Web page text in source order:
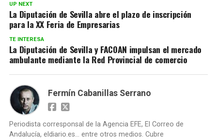
UP NEXT
La Diputación de Sevilla abre el plazo de inscripción
para la XX Feria de Empresarias
TE INTERESA
La Diputación de Sevilla y FACOAN impulsan el mercado
ambulante mediante la Red Provincial de comercio
Fermín Cabanillas Serrano
Periodista corresponsal de la Agencia EFE, El Correo de
Andalucía, eldiario.es... entre otros medios. Cubre